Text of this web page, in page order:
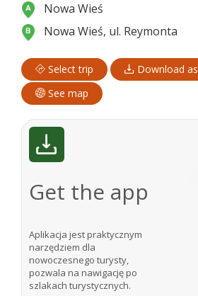
Nowa Wieś
Nowa Wieś, ul. Reymonta
Select trip
Download
See map
Get the app
Aplikacja jest praktycznym
narzędziem dla
nowoczesnego turysty,
pozwala na nawigację po
szlakach turystycznych.